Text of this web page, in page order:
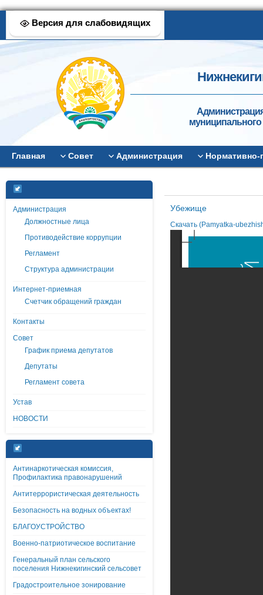
Версия для слабовидящих
муниципального
Главная Совет Администрация
Администрация
Должностные лица
Противодействие коррупции
Регламент
Структура администрации
Интернет-приемная
Счетчик обращений граждан
Контакты
Совет
График приема депутатов
Депутаты
Регламент совета
Устав
НОВОСТИ
Антинаркотическая комиссия,
Профилактика правонарушений
Антитеррористическая деятельность
Безопасность на водных объектах!
БЛАГОУСТРОЙСТВО
Военно-патриотическое воспитание
Генеральный план сельского
поселения Нижнекигинский сельсовет
Градостроительное зонирование
Убежище
Скачать (Pamyatka-